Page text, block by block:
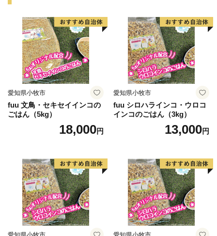
愛知県小牧市
fuu 文鳥・セキセイインコの
ごはん（5kg）
18,000円
愛知県小牧市
fuu シロハラインコ・ウロコ
インコのごはん（3kg）
13,000円
愛知県小牧市 愛知県小牧市